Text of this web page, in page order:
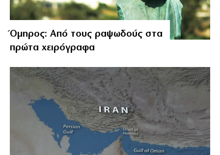
Όμηρος: Από τους ραψωδούς στα
πρώτα χειρόγραφα